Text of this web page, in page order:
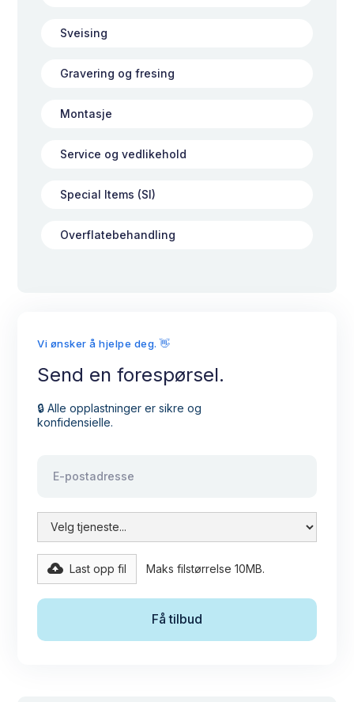
Sveising
Gravering og fresing
Montasje
Service og vedlikehold
Special Items (SI)
Overflatebehandling
Vi ønsker å hjelpe deg. 👋
Send en forespørsel.
🔒 Alle opplastninger er sikre og
konfidensielle.
Last opp fil Maks filstørrelse 10MB.